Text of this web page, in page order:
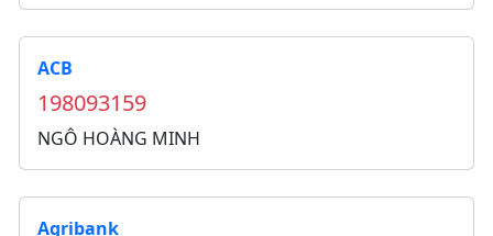
ACB
198093159
NGÔ HOÀNG MINH
Agribank